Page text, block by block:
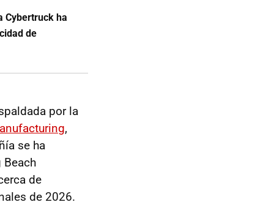
Cybertruck ha
de
por la
,
se ha
de
de 2026.